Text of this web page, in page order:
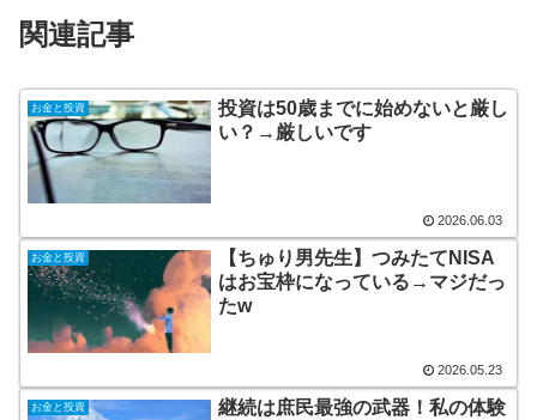
関連記事
お金と投資
投資は50歳までに始めないと厳し
い？→厳しいです
2026.06.03
お金と投資
【ちゅり男先生】つみたてNISA
はお宝枠になっている→マジだっ
たw
2026.05.23
お金と投資
継続は庶民最強の武器！私の体験